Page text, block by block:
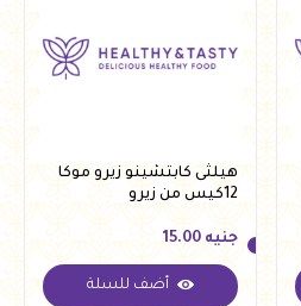
هيلثى كابتشينو زيرو موكا
12كيس من زيرو
جنيه
جنيه 15.00
أضف للسلة